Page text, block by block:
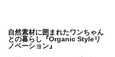
自然素材に囲まれたワンちゃん
との暮らし『Organic Styleリ
ノベーション』